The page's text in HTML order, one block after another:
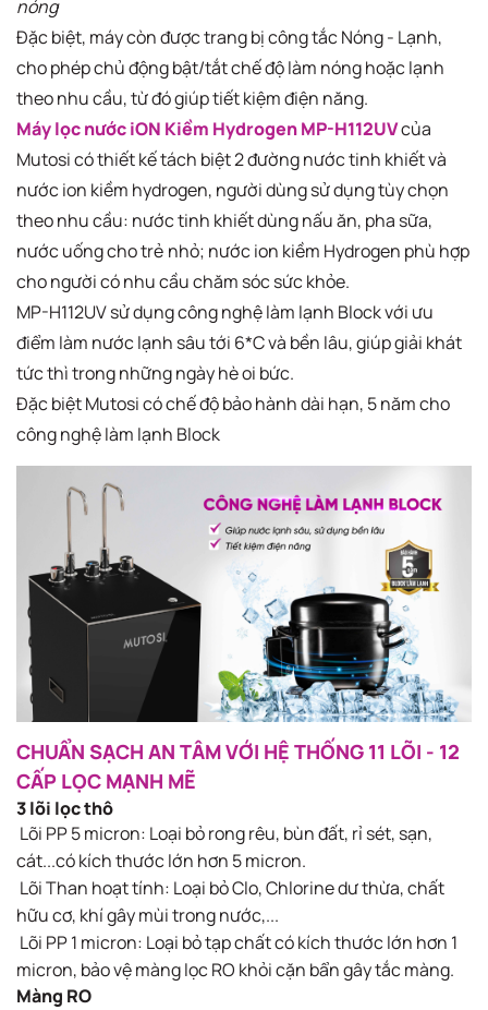
nóng
Đặc biệt, máy còn được trang bị công tắc Nóng - Lạnh,
cho phép chủ động bật/tắt chế độ làm nóng hoặc lạnh
theo nhu cầu, từ đó giúp tiết kiệm điện năng.
Máy lọc nước iON Kiềm Hydrogen MP-H112UVcủa
Mutosi có thiết kế tách biệt 2 đường nước tinh khiết và
nước ion kiềm hydrogen, người dùng sử dụng tùy chọn
theo nhu cầu: nước tinh khiết dùng nấu ăn, pha sữa,
nước uống cho trẻ nhỏ; nước ion kiềm Hydrogen phù hợp
cho người có nhu cầu chăm sóc sức khỏe.​
MP-H112UV sử dụng công nghệ làm lạnh Block với ưu
điểm làm nước lạnh sâu tới 6*C và bền lâu, giúp giải khát
tức thì trong những ngày hè oi bức. ​
Đặc biệt Mutosi có chế độ bảo hành dài hạn, 5 năm cho
công nghệ làm lạnh Block​
CHUẨN SẠCH AN TÂM VỚI HỆ THỐNG 11 LÕI - 12
CẤP LỌC MẠNH MẼ​
3 lõi lọc thô​
Lõi PP 5 micron​: Loại bỏ rong rêu, bùn đất, rỉ sét, sạn,
cát...có kích thước lớn hơn 5 micron.​
Lõi Than hoạt tính: Loại bỏ Clo, Chlorine dư thừa, chất
hữu cơ, khí gây mùi trong nước,...​
Lõi PP 1 micron​: Loại bỏ tạp chất có kích thước lớn hơn 1
micron, bảo vệ màng lọc RO khỏi cặn bẩn gây tắc​ màng.​
Màng RO​